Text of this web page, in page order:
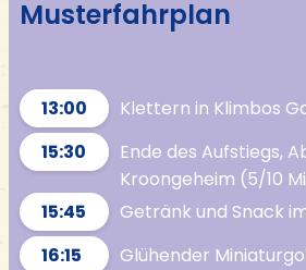
Musterfahrplan
13:00
Klettern in Klimbos
15:30
Ende des Aufstiegs,
Kroongeheim (5/10
15:45
Getränk und Snack
16:15
Glühender